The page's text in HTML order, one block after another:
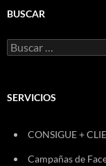
BUSCAR
Buscar:
SERVICIOS
CONSIGUE +
Campañas de